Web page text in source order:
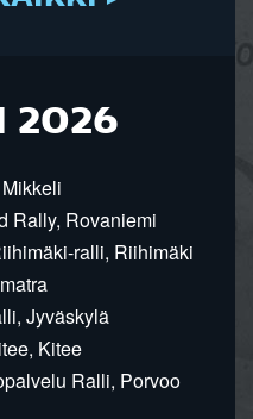
2026
Rally, Rovaniemi
ralli, Riihimäki
Jyväskylä
Kitee
Ralli, Porvoo